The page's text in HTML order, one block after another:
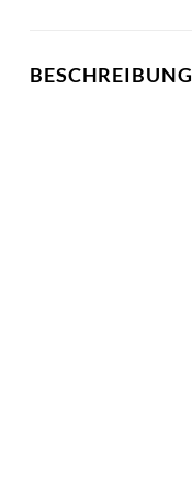
BESCHREIBUNG